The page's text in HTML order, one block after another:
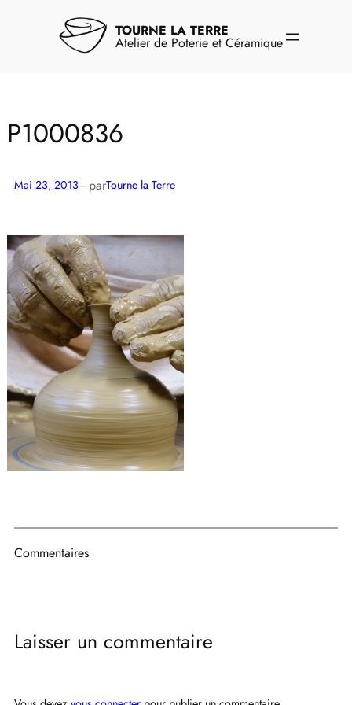
TOURNE LA TERRE
Atelier de Poterie et Céramique
P1000836
Mai 23, 2013—parTourne la Terre
Commentaires
Laisser un commentaire